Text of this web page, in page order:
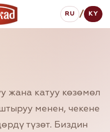
RU / KY
жана катуу көзөмөл
менен, чекене
түзөт. Биздин